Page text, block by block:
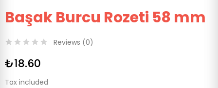
Başak Burcu Rozeti 58 mm
Reviews (0)
₺18.60
Tax included